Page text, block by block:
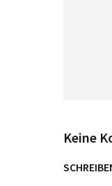
Keine